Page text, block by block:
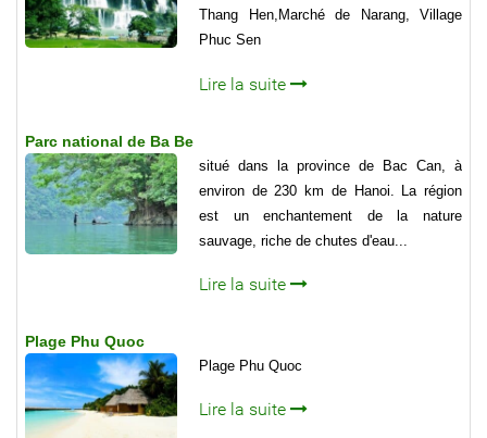
Thang Hen,Marché de Narang, Village
Phuc Sen
Lire la suite
Parc national de Ba Be
situé dans la province de Bac Can, à
environ de 230 km de Hanoi. La région
est un enchantement de la nature
sauvage, riche de chutes d'eau...
Lire la suite
Plage Phu Quoc
Plage Phu Quoc
Lire la suite